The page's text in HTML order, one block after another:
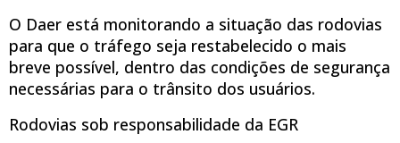
O Daer está monitorando a situação das rodovias
para que o tráfego seja restabelecido o mais
breve possível, dentro das condições de segurança
necessárias para o trânsito dos usuários.
Rodovias sob responsabilidade da EGR